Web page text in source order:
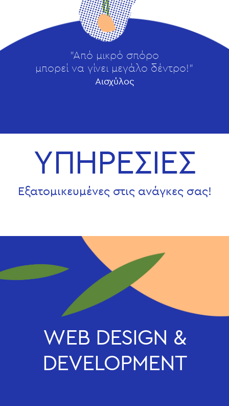
"Από μικρό σπόρο
μπορεί να γίνει μεγάλο δέντρο!"
Αισχύλος
ΥΠΗΡΕΣΙΕΣ
Εξατομικευμένες στις ανάγκες σας!
WEB DESIGN &
DEVELOPMENT